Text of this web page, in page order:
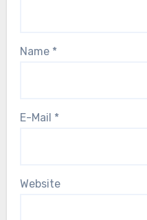
Name *
E-Mail *
Website